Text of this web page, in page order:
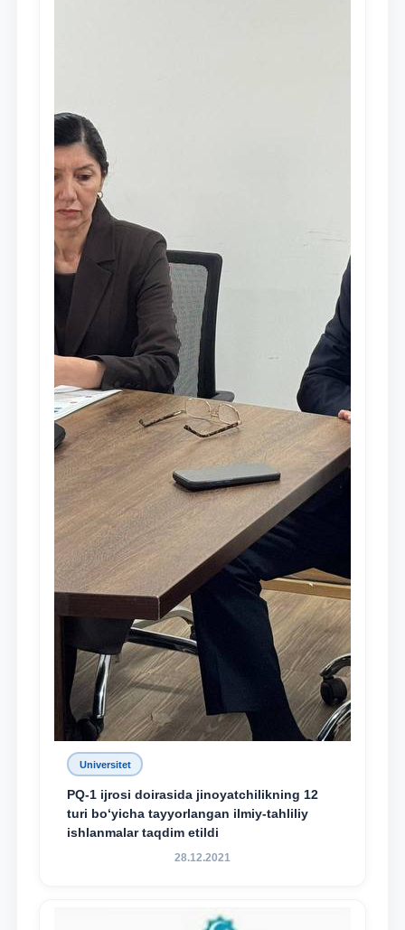
Universitet
PQ-1 ijrosi doirasida jinoyatchilikning 12
turi bo‘yicha tayyorlangan ilmiy-tahliliy
ishlanmalar taqdim etildi
28.12.2021